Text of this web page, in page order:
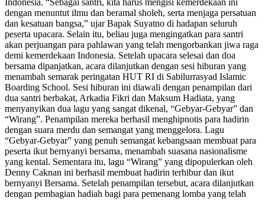
dengan menuntut ilmu dan beramal sholeh, serta menjaga persatuan
dan kesatuan bangsa,” ujar Bapak Suyatno di hadapan seluruh
peserta upacara. Selain itu, beliau juga mengingatkan para santri
akan perjuangan para pahlawan yang telah mengorbankan jiwa raga
demi kemerdekaan Indonesia. Setelah upacara selesai dan doa
bersama dipanjatkan, acara dilanjutkan dengan sesi hiburan yang
menambah semarak peringatan HUT RI di Sabilurrasyad Islamic
Boarding School. Sesi hiburan ini diawali dengan penampilan dari
dua santri berbakat, Arkadia Fikri dan Maksum Hadiata, yang
menyanyikan dua lagu yang sangat dikenal, “Gebyar-Gebyar” dan
“Wirang”. Penampilan mereka berhasil menghipnotis para hadirin
dengan suara merdu dan semangat yang menggelora. Lagu
“Gebyar-Gebyar” yang penuh semangat kebangsaan membuat para
peserta ikut bernyanyi bersama, menambah suasana nasionalisme
yang kental. Sementara itu, lagu “Wirang” yang dipopulerkan oleh
Denny Caknan ini berhasil membuat hadirin terhibur dan ikut
bernyanyi Bersama. Setelah penampilan tersebut, acara dilanjutkan
dengan pembagian hadiah bagi para pemenang lomba yang telah